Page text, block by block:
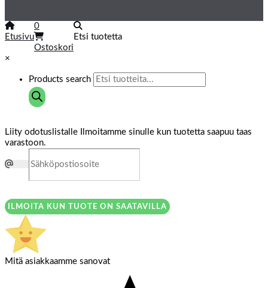
Etusivu
0
Ostoskori
Etsi tuotetta
×
Products search
Liity odotuslistalle
Ilmoitamme sinulle kun tuotetta saapuu taas
varastoon.
ILMOITA KUN TUOTE ON SAATAVILLA
Mitä asiakkaamme sanovat